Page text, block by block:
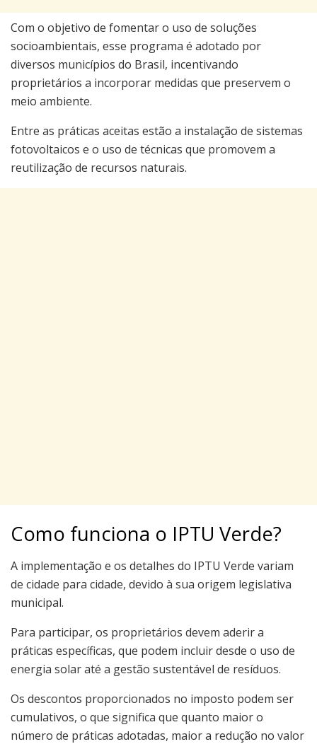
Com o objetivo de fomentar o uso de soluções
socioambientais, esse programa é adotado por
diversos municípios do Brasil, incentivando
proprietários a incorporar medidas que preservem o
meio ambiente.
Entre as práticas aceitas estão a instalação de sistemas
fotovoltaicos e o uso de técnicas que promovem a
reutilização de recursos naturais.
Como funciona o IPTU Verde?
A implementação e os detalhes do IPTU Verde variam
de cidade para cidade, devido à sua origem legislativa
municipal.
Para participar, os proprietários devem aderir a
práticas específicas, que podem incluir desde o uso de
energia solar até a gestão sustentável de resíduos.
Os descontos proporcionados no imposto podem ser
cumulativos, o que significa que quanto maior o
número de práticas adotadas, maior a redução no valor